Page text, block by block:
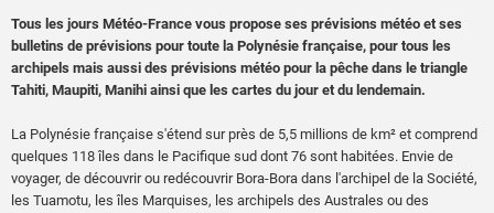
Mer forte. Houle longue de Sud-Sud-Ouest de 3 mètres
à 3 mètres 50.
TAHITI ET MOOREA
samedi 8 août 2026
Tous les jours Météo-France vous propose ses prévisions météo et ses
bulletins de prévisions pour toute la Polynésie française, pour tous les
archipels mais aussi des prévisions météo pour la pêche dans le triangle
Tahiti, Maupiti, Manihi ainsi que les cartes du jour et du lendemain.
La Polynésie française s'étend sur près de 5,5 millions de km² et comprend
quelques 118 îles dans le Pacifique sud dont 76 sont habitées. Envie de
voyager, de découvrir ou redécouvrir Bora-Bora dans l'archipel de la Société,
les Tuamotu, les îles Marquises, les archipels des Australes ou des